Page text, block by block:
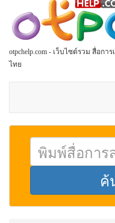
otpchelp.com - เว็บไซต์รวม สื่อก
ไทย